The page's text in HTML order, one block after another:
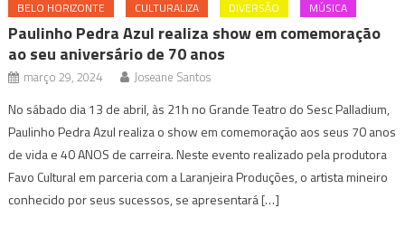
BELO HORIZONTE CULTURALIZA DIVERSÃO MÚSICA
Paulinho Pedra Azul realiza show em comemoração
ao seu aniversário de 70 anos
março 29, 2024 Joseane Santos
No sábado dia 13 de abril, às 21h no Grande Teatro do Sesc Palladium,
Paulinho Pedra Azul realiza o show em comemoração aos seus 70 anos
de vida e 40 ANOS de carreira. Neste evento realizado pela produtora
Favo Cultural em parceria com a Laranjeira Produções, o artista mineiro
conhecido por seus sucessos, se apresentará […]